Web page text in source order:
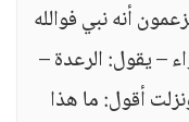
أنه نبي فوالله
– يقول: الرعدة –
أقول: ما هذا